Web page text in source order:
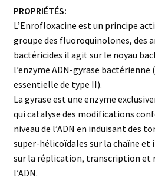
PROPRIÉTÉS:
L’Enrofloxacine est un principe
groupe des fluoroquinolones, des
bactéricides il agit sur le noyau
l’enzyme ADN-gyrase
essentielle de type II).
La gyrase est une enzyme
qui catalyse des modifications
niveau de l’ADN en induisant des
super-hélicoïdales sur la chaîne et
sur la réplication, transcription et
l’ADN.